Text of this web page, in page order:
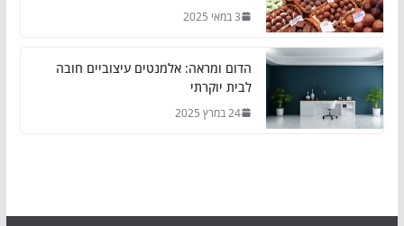
3 במאי 2025
הדום ומראה: אלמנטים עיצוביים חובה
לבית יוקרתי
24 במרץ 2025